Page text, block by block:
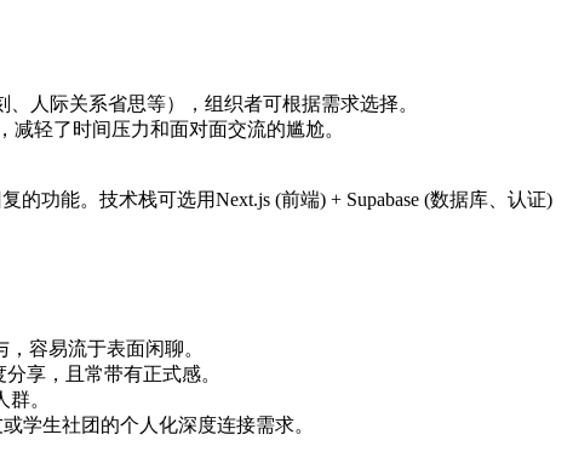
人际关系省思等），组织者可根据需求选择。
轻了时间压力和面对面交流的尴尬。
功能。技术栈可选用Next.js (前端) + Supabase (数据库、认证)
容易流于表面闲聊。
享，且常带有正式感。
。
学生社团的个人化深度连接需求。